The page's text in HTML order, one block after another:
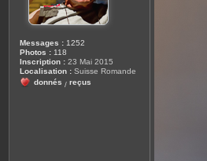
Messages : 1252
Photos : 118
Inscription : 23 Mai 2015
Localisation : Suisse Romande
donnés / reçus